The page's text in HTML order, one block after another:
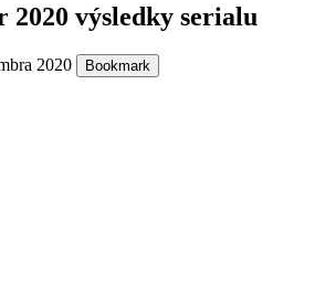
2020 výsledky serialu
2020 Bookmark